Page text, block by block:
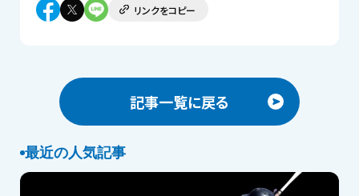
リンクをコピー
記事一覧に戻る
最近の人気記事